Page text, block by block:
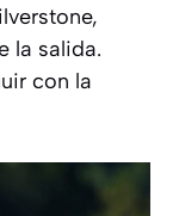
la salida.
con la